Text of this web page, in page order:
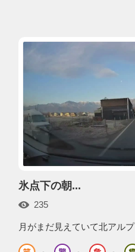
氷点下の朝...
235
月がまだ見えていて北アル